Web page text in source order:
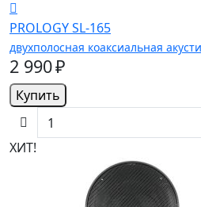
PROLOGY SL-165
двухполосная коаксиальная
2 990 ₽
Купить
ХИТ!